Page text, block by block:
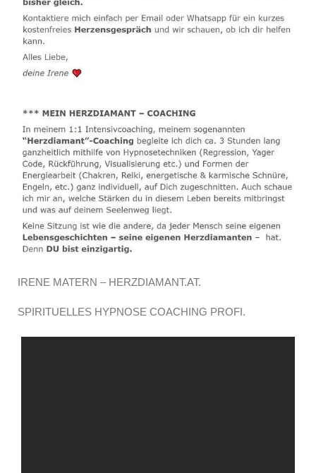
IRENE MATERN – HERZDIAMANT.AT.
SPIRITUELLES HYPNOSE COACHING PROFI.